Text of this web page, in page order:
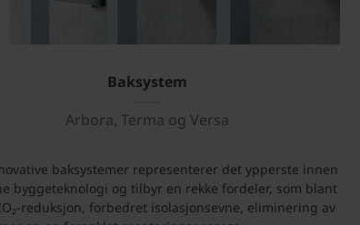
Baksystem
Arbora, Terma og Versa
baksystemer representerer det ypperste innen
byggeteknologi og tilbyr en rekke fordeler, som blant
reduksjon, forbedret isolasjonsevne, eliminering av